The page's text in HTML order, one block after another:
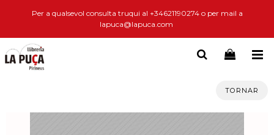
Per a qualsevol consulta truqui al +34621190274 o per mail a
lapuca@lapuca.com
TORNAR